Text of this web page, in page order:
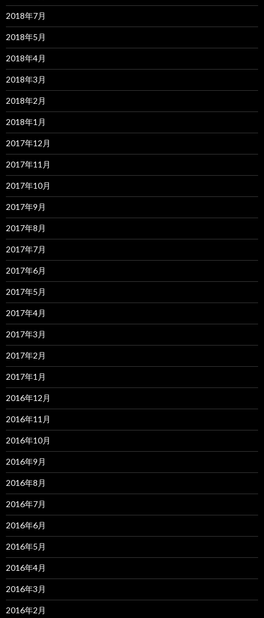
2018年7月
2018年5月
2018年4月
2018年3月
2018年2月
2018年1月
2017年12月
2017年11月
2017年10月
2017年9月
2017年8月
2017年7月
2017年6月
2017年5月
2017年4月
2017年3月
2017年2月
2017年1月
2016年12月
2016年11月
2016年10月
2016年9月
2016年8月
2016年7月
2016年6月
2016年5月
2016年4月
2016年3月
2016年2月